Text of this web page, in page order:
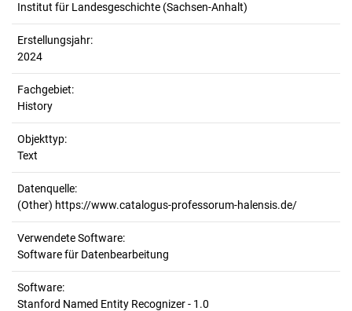
Institut für Landesgeschichte (Sachsen-Anhalt)
Erstellungsjahr:
2024
Fachgebiet:
History
Objekttyp:
Text
Datenquelle:
(Other) https://www.catalogus-professorum-halensis.de/
Verwendete Software:
Software für Datenbearbeitung
Software:
Stanford Named Entity Recognizer - 1.0